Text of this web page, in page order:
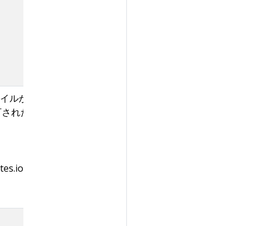
がデフォルトで適用されま
れたポリシーのセットを上書き
*']